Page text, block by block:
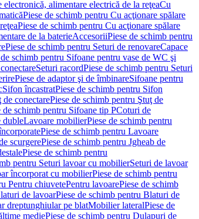
alimentare electrică de la reţeaCu
Piese de schimb pentru Cu acţionare spălare
Piese de schimb pentru Cu acţionare spălare
de la baterieAccesoriiPiese de schimb pentru
Piese de schimb pentru Seturi de renovareCapace
schimb pentru Sifoane pentru vase de WC şi
Seturi racordPiese de schimb pentru Seturi
Piese de adaptor şi de îmbinareSifoane pentru
Sifon încastratPiese de schimb pentru Sifon
de conectarePiese de schimb pentru Ştuţ de
de schimb pentru Sifoane tip PCoturi de
dubleLavoare mobilierPiese de schimb pentru
Piese de schimb pentru Lavoare
scurgerePiese de schimb pentru Jgheab de
Piese de schimb pentru
pentru Seturi lavoar cu mobilierSeturi de lavoar
încorporat cu mobilierPiese de schimb pentru
Pentru chiuvetePentru lavoarePiese de schimb
de lavoarPiese de schimb pentru Blaturi de
dreptunghiular pe blatMobilier lateralPiese de
mediePiese de schimb pentru Dulapuri de